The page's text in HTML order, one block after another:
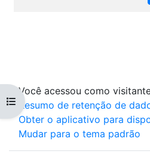
Abrir índice do curso
Você acessou como
Resumo de retenção de
Obter o aplicativo para
Mudar para o tema padrão